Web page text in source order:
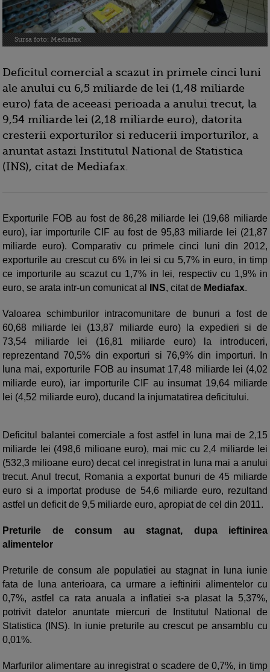
Sursa foto: Mediafax
Deficitul comercial a scazut in primele cinci luni
ale anului cu 6,5 miliarde de lei (1,48 miliarde
euro) fata de aceeasi perioada a anului trecut, la
9,54 miliarde lei (2,18 miliarde euro), datorita
cresterii exporturilor si reducerii importurilor, a
anuntat astazi Institutul National de Statistica
(INS), citat de Mediafax.
Exporturile FOB au fost de 86,28 miliarde lei (19,68 miliarde
euro), iar importurile CIF au fost de 95,83 miliarde lei (21,87
miliarde euro). Comparativ cu primele cinci luni din 2012,
exporturile au crescut cu 6% in lei si cu 5,7% in euro, in timp
ce importurile au scazut cu 1,7% in lei, respectiv cu 1,9% in
euro, se arata intr-un comunicat al
INS, citat de Mediafax.
Valoarea schimburilor intracomunitare de bunuri a fost de
60,68 miliarde lei (13,87 miliarde euro) la expedieri si de
73,54 miliarde lei (16,81 miliarde euro) la introduceri,
reprezentand 70,5% din exporturi si 76,9% din importuri. In
luna mai, exporturile FOB au insumat 17,48 miliarde lei (4,02
miliarde euro), iar importurile CIF au insumat 19,64 miliarde
lei (4,52 miliarde euro), ducand la injumatatirea deficitului.
Deficitul balantei comerciale a fost astfel in luna mai de 2,15
miliarde lei (498,6 milioane euro), mai mic cu 2,4 miliarde lei
(532,3 milioane euro) decat cel inregistrat in luna mai a anului
trecut. Anul trecut, Romania a exportat bunuri de 45 miliarde
euro si a importat produse de 54,6 miliarde euro, rezultand
astfel un deficit de 9,5 miliarde euro, apropiat de cel din 2011.
Preturile de consum au stagnat, dupa ieftinirea
alimentelor
Preturile de consum ale populatiei au stagnat in luna iunie
fata de luna anterioara, ca urmare a ieftinirii alimentelor cu
0,7%, astfel ca rata anuala a inflatiei s-a plasat la 5,37%,
potrivit datelor anuntate miercuri de Institutul National de
Statistica (INS). In iunie preturile au crescut pe ansamblu cu
0,01%.
Marfurilor alimentare au inregistrat o scadere de 0,7%, in timp